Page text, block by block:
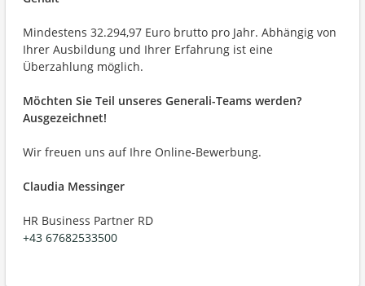
Mindestens 32.294,97 Euro brutto pro Jahr. Abhängig von
Ihrer Ausbildung und Ihrer Erfahrung ist eine
Überzahlung möglich.
Möchten Sie Teil unseres Generali-Teams werden?
Ausgezeichnet!
Wir freuen uns auf Ihre Online-Bewerbung.
Claudia Messinger
HR Business Partner RD
+43 67682533500